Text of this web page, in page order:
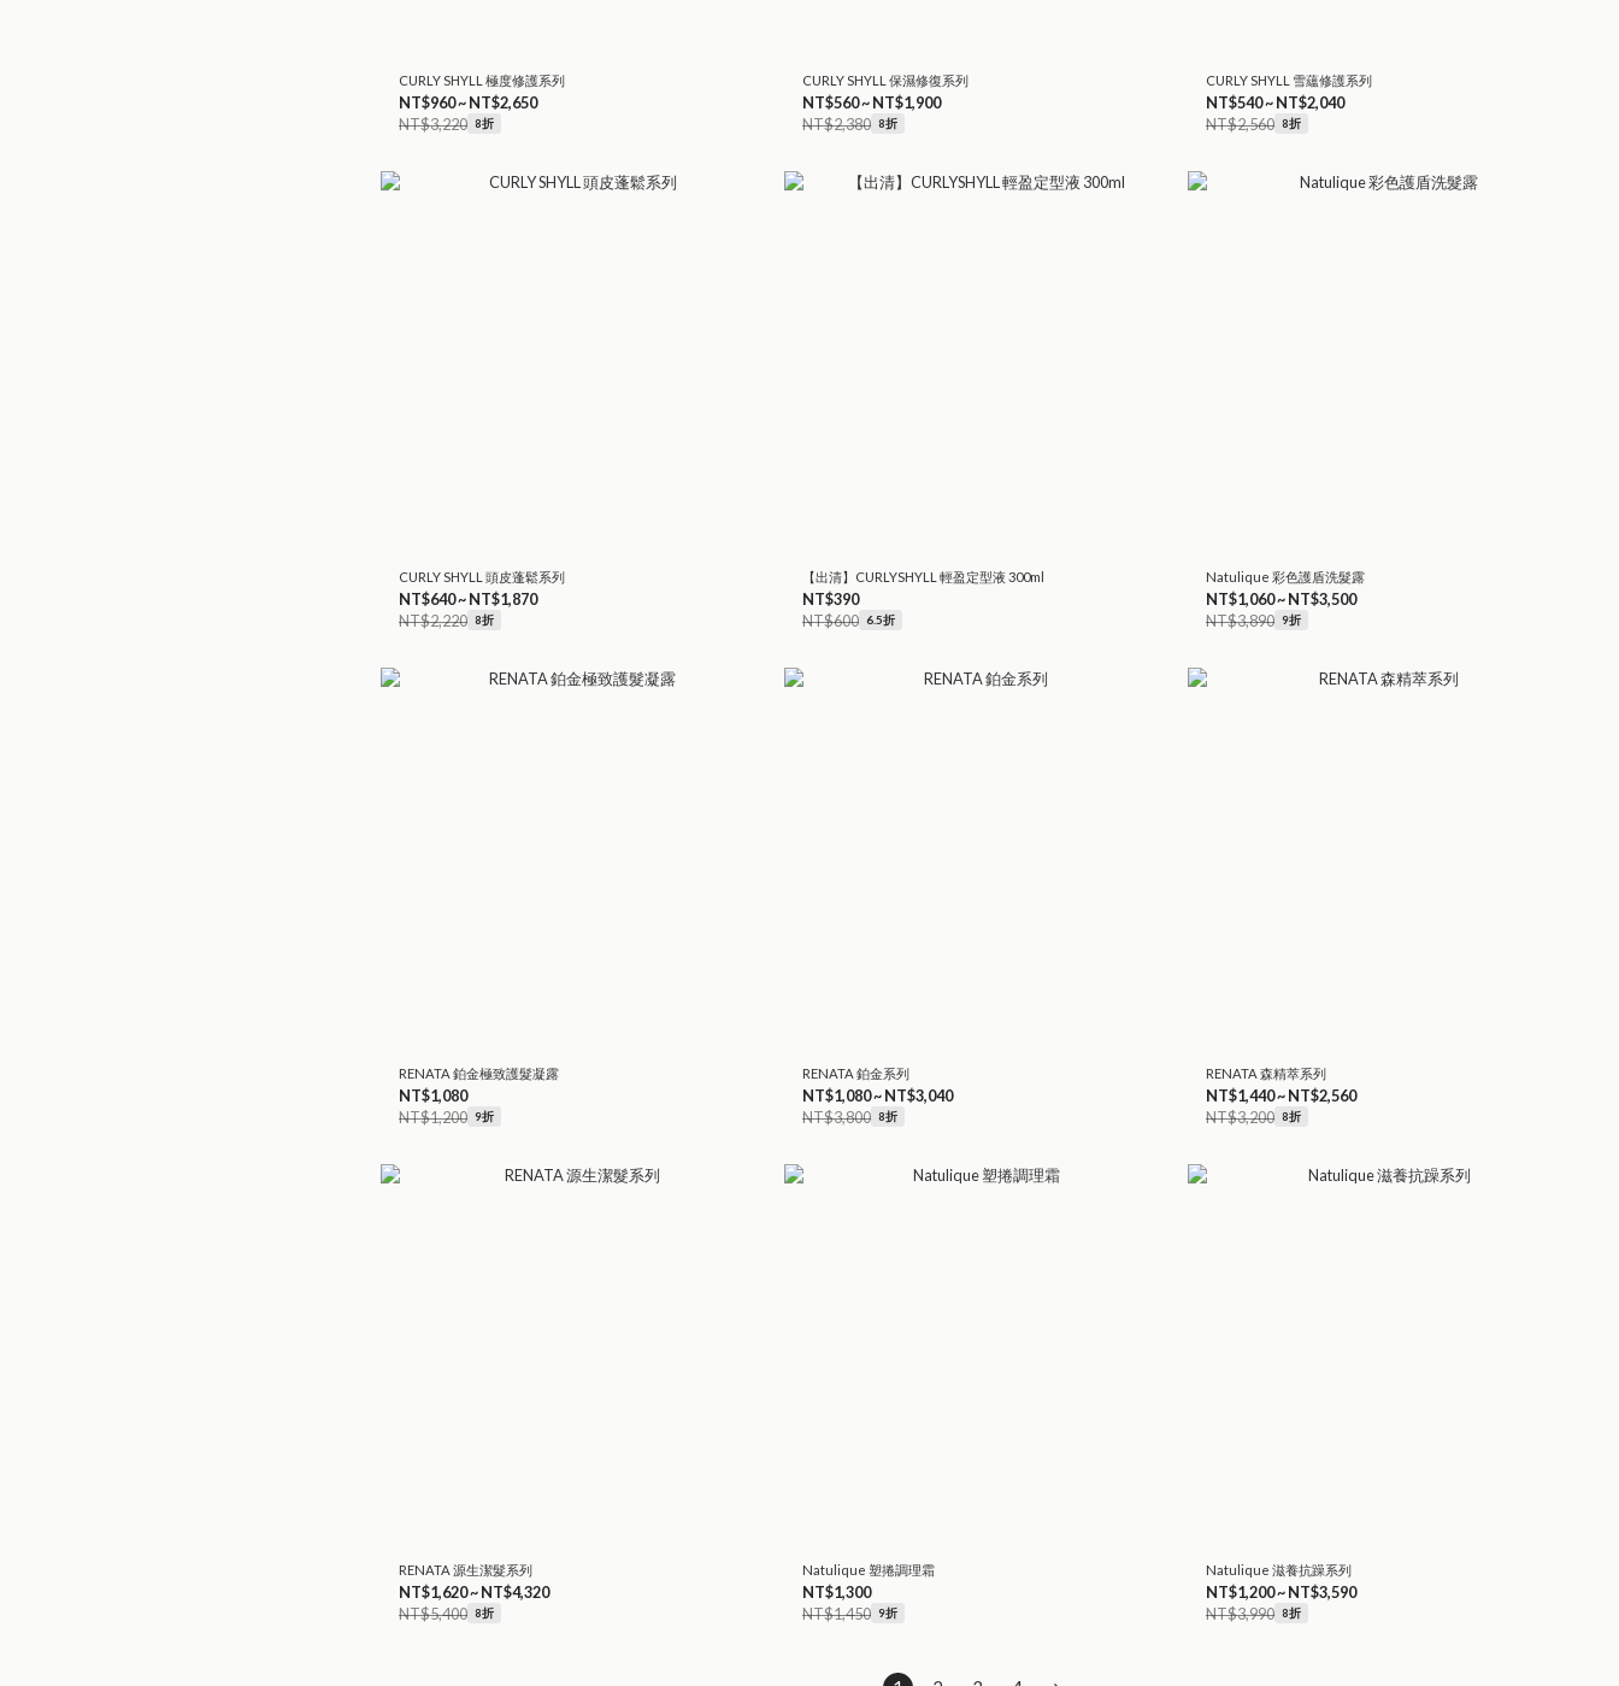
CURLY SHYLL 極度修護系列
NT$960 ~ NT$2,650
NT$3,220 8折
CURLY SHYLL 保濕修復系列
NT$560 ~ NT$1,900
NT$2,380 8折
CURLY SHYLL 雪蘊修護系列
NT$540 ~ NT$2,040
NT$2,560 8折
CURLY SHYLL 頭皮蓬鬆系列
NT$640 ~ NT$1,870
NT$2,220 8折
【出清】CURLYSHYLL 輕盈定型液 300ml
NT$390
NT$600 6.5折
Natulique 彩色護盾洗髮露
NT$1,060 ~ NT$3,500
NT$3,890 9折
RENATA 鉑金極致護髮凝露
NT$1,080
NT$1,200 9折
RENATA 鉑金系列
NT$1,080 ~ NT$3,040
NT$3,800 8折
RENATA 森精萃系列
NT$1,440 ~ NT$2,560
NT$3,200 8折
RENATA 源生潔髮系列
NT$1,620 ~ NT$4,320
NT$5,400 8折
Natulique 塑捲調理霜
NT$1,300
NT$1,450 9折
Natulique 滋養抗躁系列
NT$1,200 ~ NT$3,590
NT$3,990 8折